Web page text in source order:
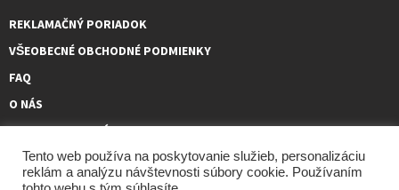
REKLAMAČNÝ PORIADOK
VŠEOBECNÉ OBCHODNÉ PODMIENKY
FAQ
O NÁS
KONTAKTUJTE NÁS
Tento web používa na poskytovanie služieb, personalizáciu
reklám a analýzu návštevnosti súbory cookie. Používaním